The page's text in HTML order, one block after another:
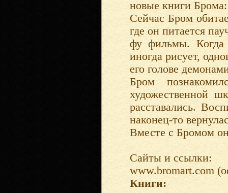
новые книги
Сейчас Бром
где он питается
фу фильмы.
иногда рисует,
его голове
Бром
художественной
расставались.
наконец-то
Вместе с Бромом
Сайты и ссылки:
www.bromart.com
Книги: